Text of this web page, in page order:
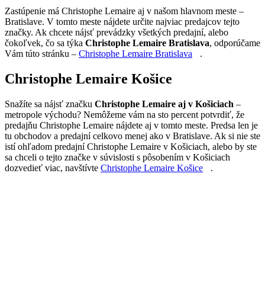
Zastúpenie má Christophe Lemaire aj v našom hlavnom meste –
Bratislave. V tomto meste nájdete určite najviac predajcov tejto
značky. Ak chcete nájsť prevádzky všetkých predajní, alebo
čokoľvek, čo sa týka Christophe Lemaire Bratislava, odporúčame
Vám túto stránku – Christophe Lemaire Bratislava .
Christophe Lemaire Košice
Snažíte sa nájsť značku Christophe Lemaire aj v Košiciach –
metropole východu? Nemôžeme vám na sto percent potvrdiť, že
predajňu Christophe Lemaire nájdete aj v tomto meste. Predsa len je
tu obchodov a predajní celkovo menej ako v Bratislave. Ak si nie ste
istí ohľadom predajní Christophe Lemaire v Košiciach, alebo by ste
sa chceli o tejto značke v súvislosti s pôsobením v Košiciach
dozvedieť viac, navštívte Christophe Lemaire Košice .